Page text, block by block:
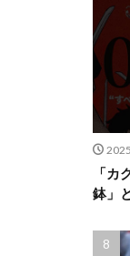
「
鉢」